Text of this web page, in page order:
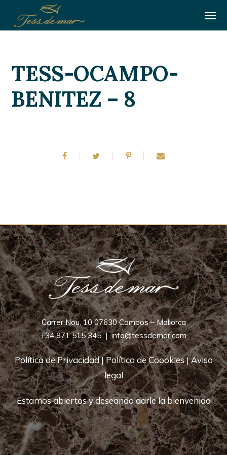
TESS-OCAMPO-
BENITEZ – 8
Carrer Nou, 10 07630 Campos – Mallorca
+34 871 515 345|info@tessdemar.com
Política de Privacidad| Política de Coookies|Aviso
legal
Estamos abiertos y deseando darle la bienvenida